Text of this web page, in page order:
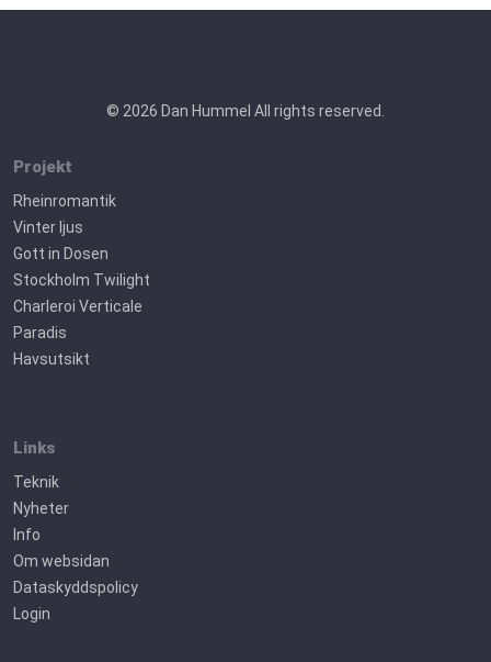
© 2026 Dan Hummel All rights reserved.
Projekt
Rheinromantik
Vinter ljus
Gott in Dosen
Stockholm Twilight
Charleroi Verticale
Paradis
Havsutsikt
Links
Teknik
Nyheter
Info
Om websidan
Dataskyddspolicy
Login